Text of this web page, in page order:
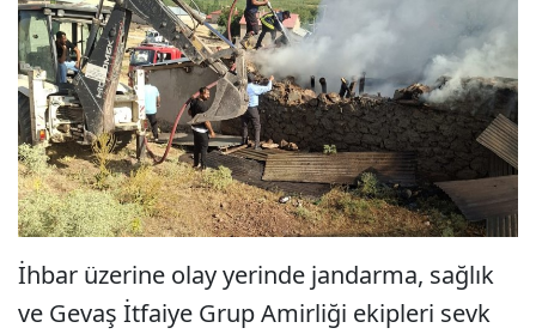
İhbar üzerine olay yerinde jandarma, sağlık
ve Gevaş İtfaiye Grup Amirliği ekipleri sevk